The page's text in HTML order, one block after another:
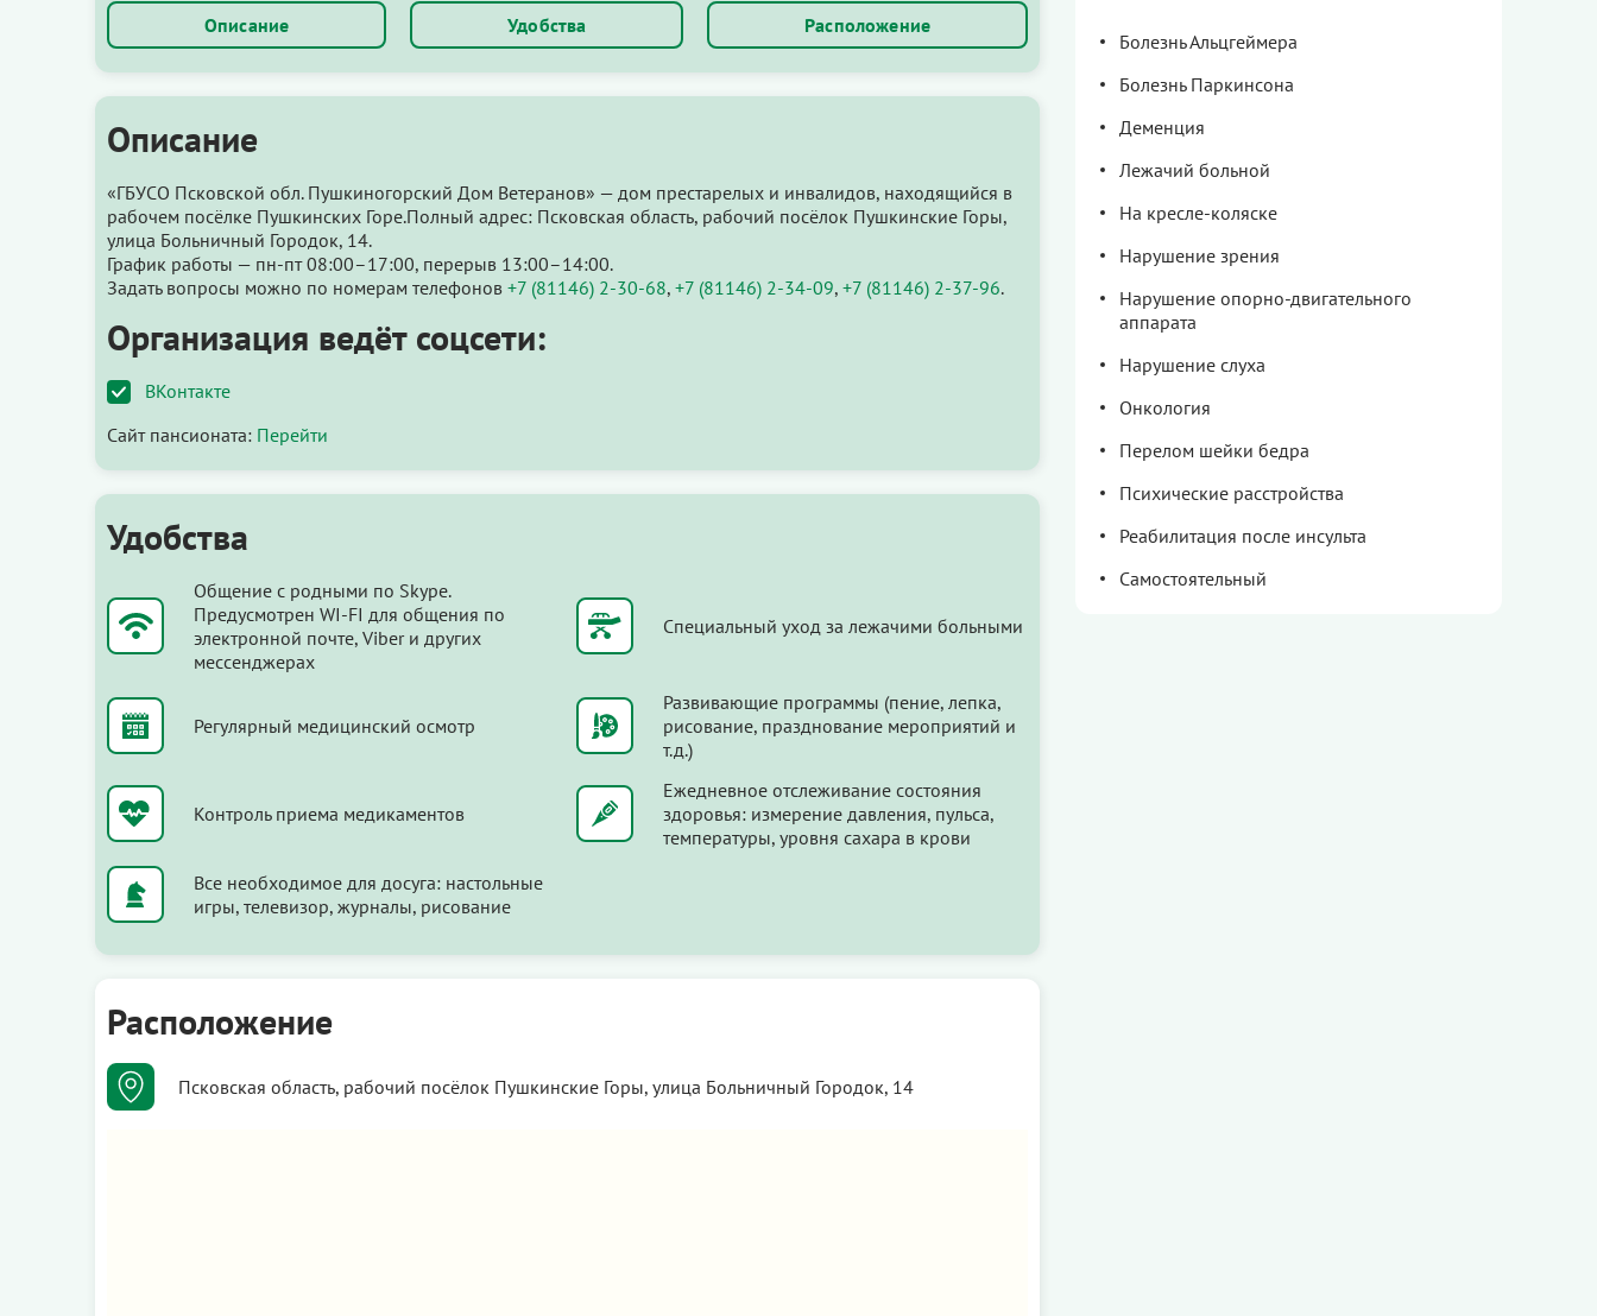
Описание Удобства Расположение
Описание
«ГБУСО Псковской обл. Пушкиногорский Дом Ветеранов» — дом престарелых и инвалидов, находящийся в
рабочем посёлке Пушкинских Горе.Полный адрес: Псковская область, рабочий посёлок Пушкинские Горы,
улица Больничный Городок, 14.
График работы — пн-пт 08:00–17:00, перерыв 13:00–14:00.
Задать вопросы можно по номерам телефонов +7 (81146) 2-30-68, +7 (81146) 2-34-09, +7 (81146) 2-37-96.
Организация ведёт соцсети:
ВКонтакте
Сайт пансионата: Перейти
Удобства
Общение с родными по Skype.
Предусмотрен WI-FI для общения по
электронной почте, Viber и других
мессенджерах
Специальный уход за лежачими больными
Регулярный медицинский осмотр
Развивающие программы (пение, лепка,
рисование, празднование мероприятий и
т.д.)
Контроль приема медикаментов
Ежедневное отслеживание состояния
здоровья: измерение давления, пульса,
температуры, уровня сахара в крови
Все необходимое для досуга: настольные
игры, телевизор, журналы, рисование
Расположение
Псковская область, рабочий посёлок Пушкинские Горы, улица Больничный Городок, 14
Болезнь Альцгеймера
Болезнь Паркинсона
Деменция
Лежачий больной
На кресле-коляске
Нарушение зрения
Нарушение опорно-двигательного
аппарата
Нарушение слуха
Онкология
Перелом шейки бедра
Психические расстройства
Реабилитация после инсульта
Самостоятельный